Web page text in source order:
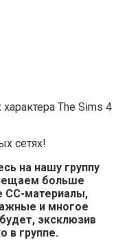
The Sims 4
сетях!
на нашу группу
больше
СС-материалы,
и многое
эксклюзив
в группе.